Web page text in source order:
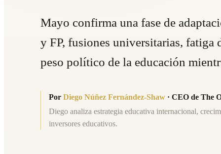
Mayo confirma una fase de
y FP, fusiones universitarias, fatiga
peso político de la educación
Por Diego Núñez Fernández-Shaw · CEO de The
Diego analiza estrategia educativa internacional,
inversores educativos.